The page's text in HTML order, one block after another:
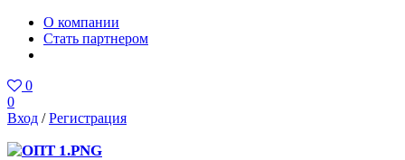
О компании
Стать партнером
0
0
Вход /Регистрация